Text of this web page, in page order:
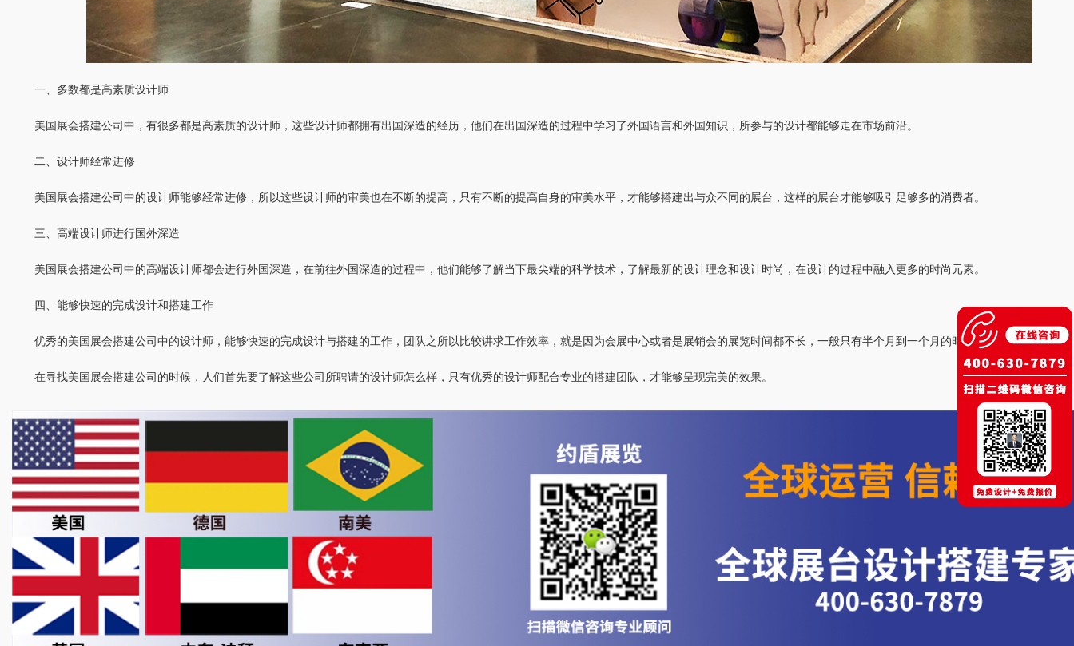
一、多数都是高素质设计师
美国展会搭建公司中，有很多都是高素质的设计师，这些设计师都拥有出国深造的经历，他们在出国深造的过程中学习了外国语言和外国知识，所参与的设计都能够走在市场前沿。
二、设计师经常进修
美国展会搭建公司中的设计师能够经常进修，所以这些设计师的审美也在不断的提高，只有不断的提高自身的审美水平，才能够搭建出与众不同的展台，这样的展台才能够吸引足够多的消费者。
三、高端设计师进行国外深造
美国展会搭建公司中的高端设计师都会进行外国深造，在前往外国深造的过程中，他们能够了解当下最尖端的科学技术，了解最新的设计理念和设计时尚，在设计的过程中融入更多的时尚元素。
四、能够快速的完成设计和搭建工作
优秀的美国展会搭建公司中的设计师，能够快速的完成设计与搭建的工作，团队之所以比较讲求工作效率，就是因为会展中心或者是展销会的展览时间都不长，一般只有半个月到一个月的时间。
在寻找美国展会搭建公司的时候，人们首先要了解这些公司所聘请的设计师怎么样，只有优秀的设计师配合专业的搭建团队，才能够呈现完美的效果。